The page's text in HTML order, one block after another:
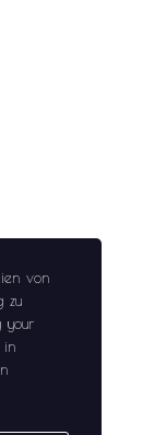
von
zu
your
in